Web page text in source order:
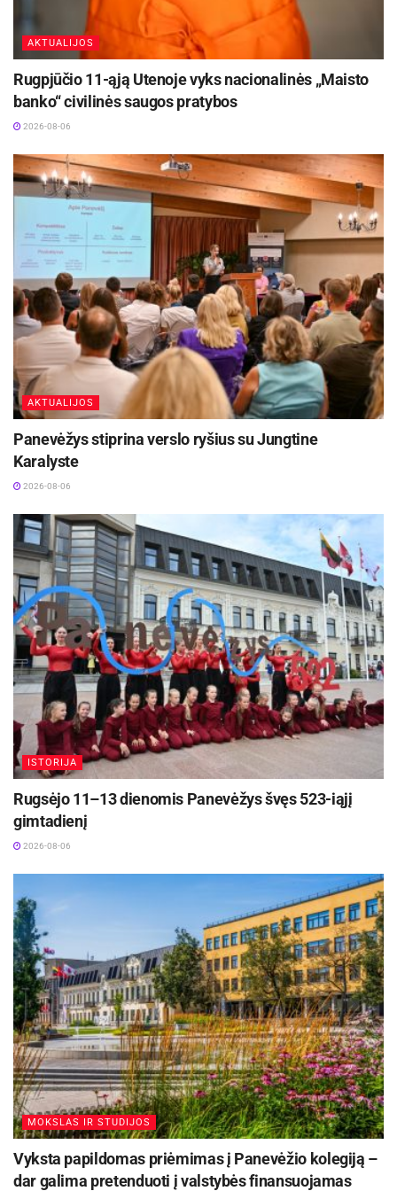
Lietuvos gyventojų integracijos koordinatorė
Nijolė Janėnienė, tel. +370 665 89858, el.
p. njole.janeniene@panevezys.lt.
AKTUALIJOS
Rugpjūčio 11-ąją Utenoje vyks nacionalinės „Maisto
banko“ civilinės saugos pratybos
2026-08-06
AKTUALIJOS
Panevėžys stiprina verslo ryšius su Jungtine
Karalyste
2026-08-06
ISTORIJA
Rugsėjo 11–13 dienomis Panevėžys švęs 523-iąjį
gimtadienį
2026-08-06
MOKSLAS IR STUDIJOS
Vyksta papildomas priėmimas į Panevėžio kolegiją –
dar galima pretenduoti į valstybės finansuojamas